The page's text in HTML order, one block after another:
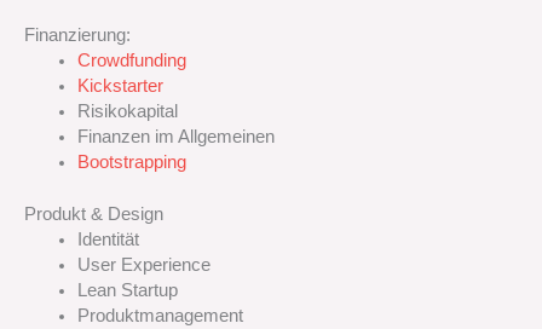
Finanzierung:
Crowdfunding
Kickstarter
Risikokapital
Finanzen im Allgemeinen
Bootstrapping
Produkt & Design
Identität
User Experience
Lean Startup
Produktmanagement